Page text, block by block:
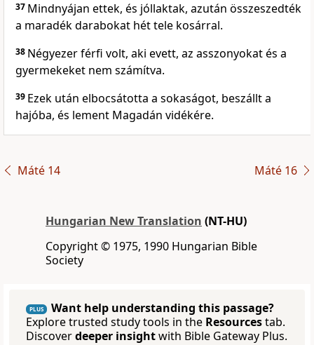
37 Mindnyájan ettek, és jóllaktak, azután összeszedték
a maradék darabokat hét tele kosárral.
38 Négyezer férfi volt, aki evett, az asszonyokat és a
gyermekeket nem számítva.
39 Ezek után elbocsátotta a sokaságot, beszállt a
hajóba, és lement Magadán vidékére.
Máté 14 Máté 16
Hungarian New Translation (NT-HU)
Copyright © 1975, 1990 Hungarian Bible
Society
PLUS
Want help understanding this passage?
Explore trusted study tools in the Resourcestab.
Discoverdeeper insightwith Bible Gateway Plus.